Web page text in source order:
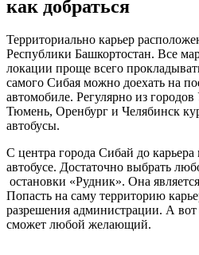
как добраться
Территориально карьер
Республики Башкортостан. Все
локации проще всего
самого Сибая можно доехать на
автомобиле. Регулярно из
Тюмень, Оренбург и Челябинск
автобусы.
С центра города Сибай до
автобусе. Достаточно выбрать
остановки «Рудник». Она
Попасть на саму территорию
разрешения администрации. А вот
сможет любой желающий.